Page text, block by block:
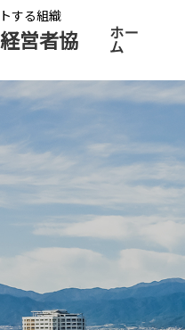
する組織
営者協
ホー
ム